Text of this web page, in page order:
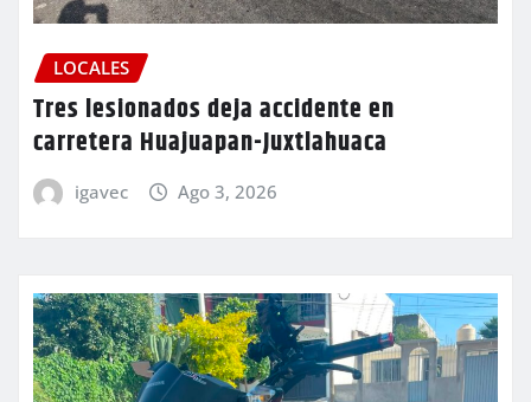
LOCALES
Tres lesionados deja accidente en
carretera Huajuapan-Juxtlahuaca
igavec Ago 3, 2026